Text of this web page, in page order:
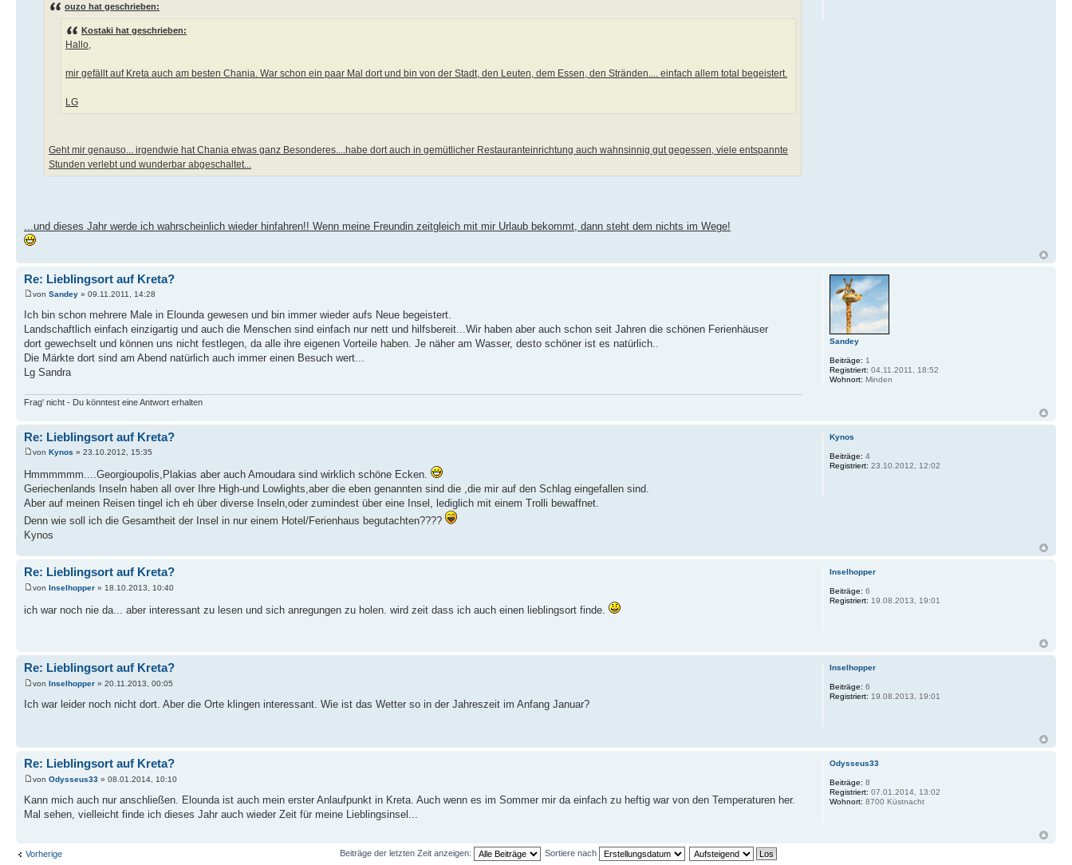
ouzo hat geschrieben:
Kostaki hat geschrieben:
Hallo,
mir gefällt auf Kreta auch am besten Chania. War schon ein paar Mal dort und bin von der Stadt, den Leuten, dem Essen, den Stränden.... einfach allem total begeistert.
LG
Geht mir genauso... irgendwie hat Chania etwas ganz Besonderes....habe dort auch in gemütlicher Restauranteinrichtung auch wahnsinnig gut gegessen, viele entspannte
Stunden verlebt und wunderbar abgeschaltet...
...und dieses Jahr werde ich wahrscheinlich wieder hinfahren!! Wenn meine Freundin zeitgleich mit mir Urlaub bekommt, dann steht dem nichts im Wege!
Re: Lieblingsort auf Kreta?
von Sandey » 09.11.2011, 14:28
Ich bin schon mehrere Male in Elounda gewesen und bin immer wieder aufs Neue begeistert.
Landschaftlich einfach einzigartig und auch die Menschen sind einfach nur nett und hilfsbereit...Wir haben aber auch schon seit Jahren die schönen Ferienhäuser
dort gewechselt und können uns nicht festlegen, da alle ihre eigenen Vorteile haben. Je näher am Wasser, desto schöner ist es natürlich..
Die Märkte dort sind am Abend natürlich auch immer einen Besuch wert...
Lg Sandra
Frag' nicht - Du könntest eine Antwort erhalten
Sandey
Beiträge: 1
Registriert: 04.11.2011, 18:52
Wohnort: Minden
Re: Lieblingsort auf Kreta?
von Kynos » 23.10.2012, 15:35
Hmmmmmm....Georgioupolis,Plakias aber auch Amoudara sind wirklich schöne Ecken.
Geriechenlands Inseln haben all over Ihre High-und Lowlights,aber die eben genannten sind die ,die mir auf den Schlag eingefallen sind.
Aber auf meinen Reisen tingel ich eh über diverse Inseln,oder zumindest über eine Insel, lediglich mit einem Trolli bewaffnet.
Denn wie soll ich die Gesamtheit der Insel in nur einem Hotel/Ferienhaus begutachten????
Kynos
Kynos
Beiträge: 4
Registriert: 23.10.2012, 12:02
Re: Lieblingsort auf Kreta?
von Inselhopper » 18.10.2013, 10:40
ich war noch nie da... aber interessant zu lesen und sich anregungen zu holen. wird zeit dass ich auch einen lieblingsort finde.
Inselhopper
Beiträge: 6
Registriert: 19.08.2013, 19:01
Re: Lieblingsort auf Kreta?
von Inselhopper » 20.11.2013, 00:05
Ich war leider noch nicht dort. Aber die Orte klingen interessant. Wie ist das Wetter so in der Jahreszeit im Anfang Januar?
Inselhopper
Beiträge: 6
Registriert: 19.08.2013, 19:01
Re: Lieblingsort auf Kreta?
von Odysseus33 » 08.01.2014, 10:10
Kann mich auch nur anschließen. Elounda ist auch mein erster Anlaufpunkt in Kreta. Auch wenn es im Sommer mir da einfach zu heftig war von den Temperaturen her.
Mal sehen, vielleicht finde ich dieses Jahr auch wieder Zeit für meine Lieblingsinsel...
Odysseus33
Beiträge: 8
Registriert: 07.01.2014, 13:02
Wohnort: 8700 Küstnacht
Vorherige Beiträge der letzten Zeit anzeigen: Sortiere nach